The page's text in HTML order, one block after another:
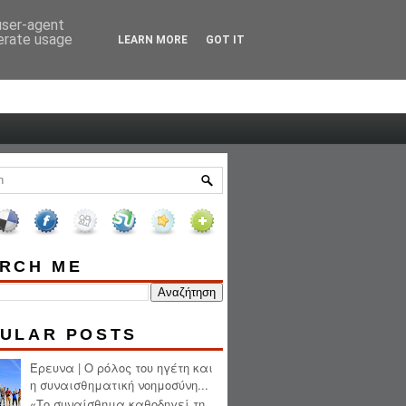
HOME
ME
POSTS
Έρευνα | Ο ρόλος του ηγέτη και
η συναισθηματική νοημοσύνη...
agent
usage
LEARN MORE GOT IT